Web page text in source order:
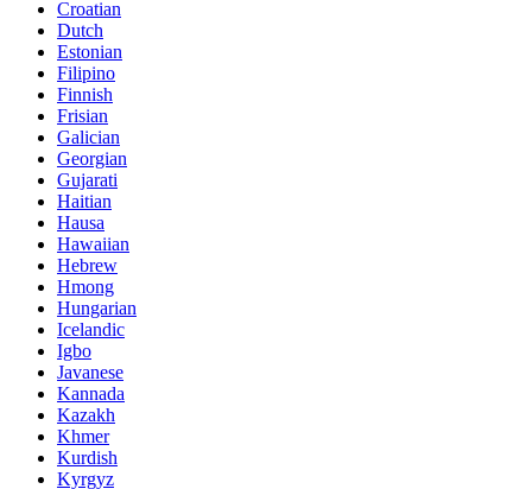
Croatian
Dutch
Estonian
Filipino
Finnish
Frisian
Galician
Georgian
Gujarati
Haitian
Hausa
Hawaiian
Hebrew
Hmong
Hungarian
Icelandic
Igbo
Javanese
Kannada
Kazakh
Khmer
Kurdish
Kyrgyz